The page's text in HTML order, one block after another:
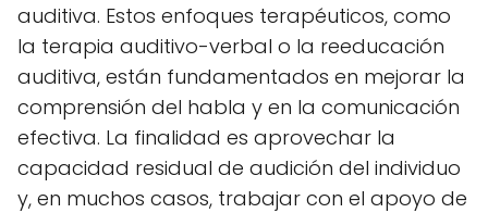
auditiva. Estos enfoques terapéuticos, como
la terapia auditivo-verbal o la reeducación
auditiva, están fundamentados en mejorar la
comprensión del habla y en la comunicación
efectiva. La finalidad es aprovechar la
capacidad residual de audición del individuo
y, en muchos casos, trabajar con el apoyo de